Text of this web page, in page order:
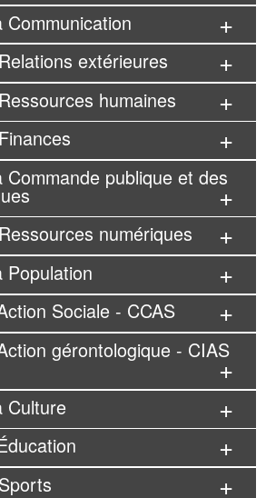
extérieures
humaines
Commande publique et des
numériques
Population
Sociale - CCAS
gérontologique - CIAS
Culture